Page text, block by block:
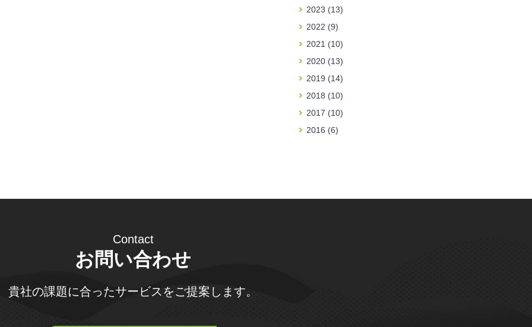
2023 (13)
2022 (9)
2021 (10)
2020 (13)
2019 (14)
2018 (10)
2017 (10)
2016 (6)
Contact
お問い合わせ
貴社の課題に合ったサービスをご提案します。